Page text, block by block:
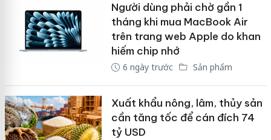
Người dùng phải chờ gần 1
tháng khi mua MacBook Air
trên trang web Apple do khan
hiếm chip nhớ
6 ngày trước Sản phẩm
Xuất khẩu nông, lâm, thủy sản
cần tăng tốc để cán đích 74
tỷ USD